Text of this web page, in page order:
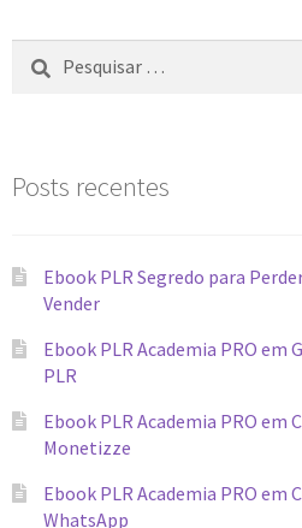
Posts recentes
Ebook PLR Segredo para
Vender
Ebook PLR Academia PRO em
PLR
Ebook PLR Academia PRO em
Monetizze
Ebook PLR Academia PRO em
WhatsApp